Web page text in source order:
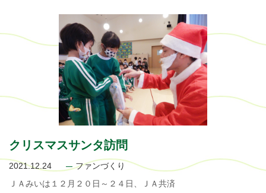
クリスマスサンタ訪問
2021.12.24
ファンづくり
ＪＡみいは１２月２０日～２４日、ＪＡ共済